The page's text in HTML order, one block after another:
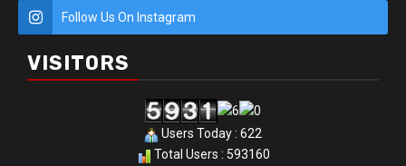
Follow Us On Instagram
VISITORS
Users Today : 622
Total Users : 593160